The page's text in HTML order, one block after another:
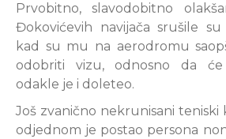
Prvobitno, slavodobitno
Đokovićevih navijača srušile su
kad su mu na aerodromu
odobriti vizu, odnosno da
odakle je i doleteo.
Još zvanično nekrunisani teniski
odjednom je postao persona